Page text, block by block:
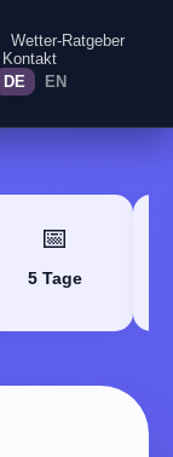
Wetter-Ratgeber
Kontakt
DE EN
📅
5 Tage